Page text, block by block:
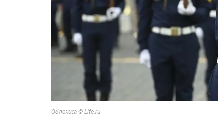
Обложка © Life.ru